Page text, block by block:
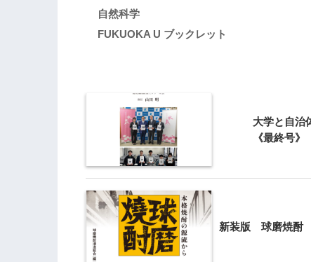
自然科学
FUKUOKA U ブックレット
大学と自
《最終号》
新装版 球磨焼酎